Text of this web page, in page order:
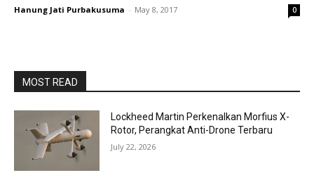
Hanung Jati Purbakusuma - May 8, 2017 0
MOST READ
Lockheed Martin Perkenalkan Morfius X-
Rotor, Perangkat Anti-Drone Terbaru
July 22, 2026